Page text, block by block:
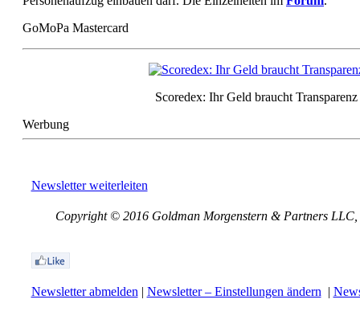
GoMoPa Mastercard
Scoredex: Ihr Geld braucht Transparenz
Werbung
Newsletter weiterleiten
Copyright © 2016 Goldman Morgenstern & Partners LLC,
Newsletter abmelden| Newsletter – Einstellungen ändern|